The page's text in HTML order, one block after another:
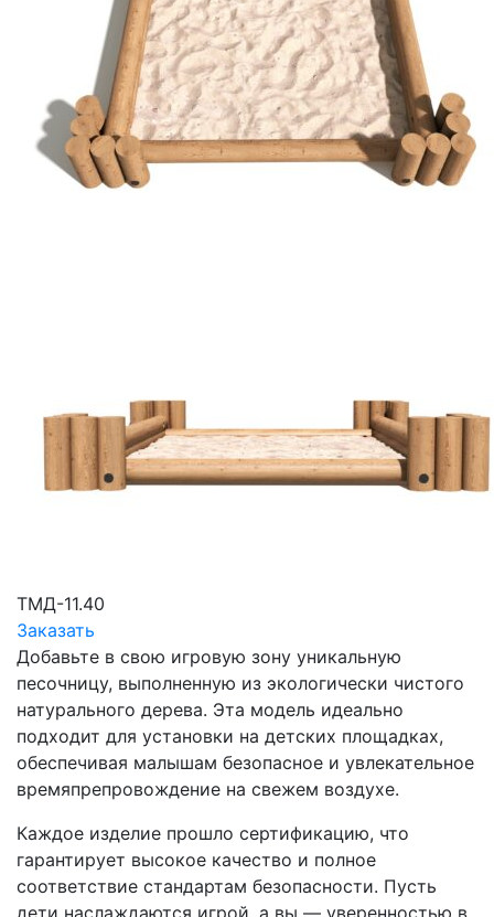
ТМД-11.40
Заказать
Добавьте в свою игровую зону уникальную
песочницу, выполненную из экологически чистого
натурального дерева. Эта модель идеально
подходит для установки на детских площадках,
обеспечивая малышам безопасное и увлекательное
времяпрепровождение на свежем воздухе.
Каждое изделие прошло сертификацию, что
гарантирует высокое качество и полное
соответствие стандартам безопасности. Пусть
дети наслаждаются игрой, а вы — уверенностью в